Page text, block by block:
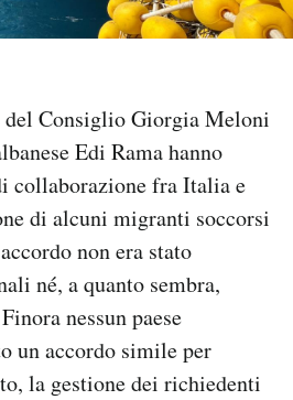
del Consiglio Giorgia Meloni
Edi Rama hanno
collaborazione fra Italia e
di alcuni migranti soccorsi
non era stato
né, a quanto sembra,
nessun paese
un accordo simile per
la gestione dei richiedenti